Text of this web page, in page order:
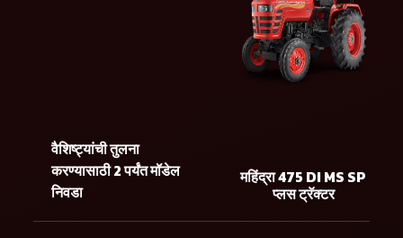
वैशिष्ट्यांची तुलना
करण्यासाठी 2 पर्यंत मॉडेल
निवडा
महिंद्रा 475 DI MS SP
प्लस ट्रॅक्टर